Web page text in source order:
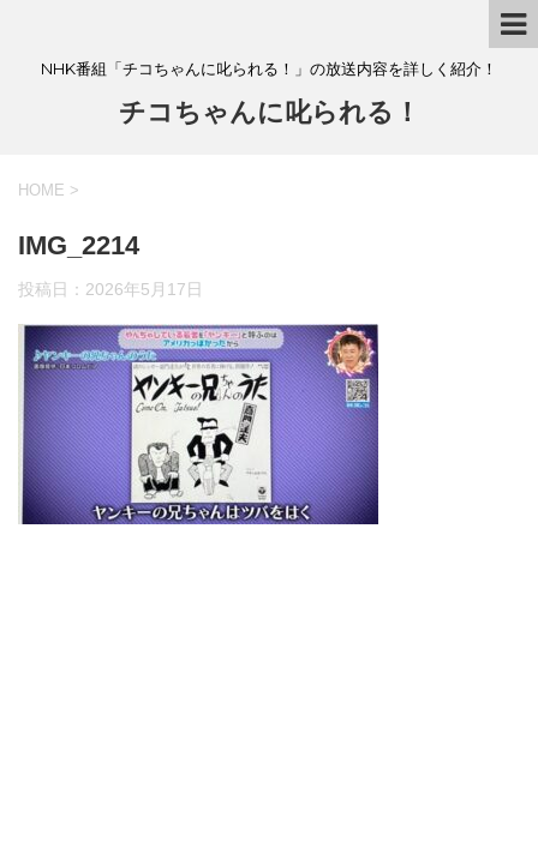
NHK番組「チコちゃんに叱られる！」の放送内容を詳しく紹介！
チコちゃんに叱られる！
HOME >
IMG_2214
投稿日： 2026年5月17日